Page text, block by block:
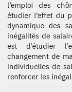
l’emploi des
étudier l’effet du
dynamique des
inégalités de
est d’étudier
changement de
individuelles de
renforcer les